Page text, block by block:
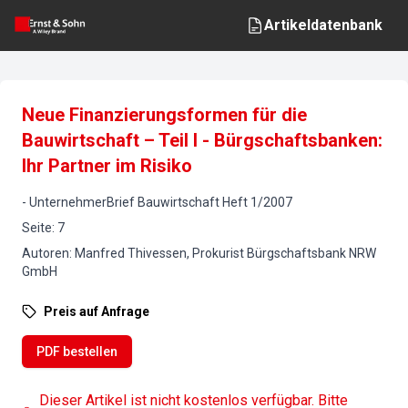
Artikeldatenbank
Neue Finanzierungsformen für die
Bauwirtschaft – Teil I - Bürgschaftsbanken:
Ihr Partner im Risiko
- UnternehmerBrief Bauwirtschaft Heft 1/2007
Seite: 7
Autoren: Manfred Thivessen, Prokurist Bürgschaftsbank NRW
GmbH
Preis auf Anfrage
PDF bestellen
Dieser Artikel ist nicht kostenlos verfügbar. Bitte